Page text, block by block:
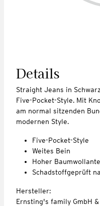
Details
Straight Jeans in
Five-Pocket-Style. Mit
am normal sitzenden
modernen Style.
Five-Pocket-Style
Weites Bein
Hoher
Schadstoffgeprüft
Hersteller:
Ernsting's family GmbH &